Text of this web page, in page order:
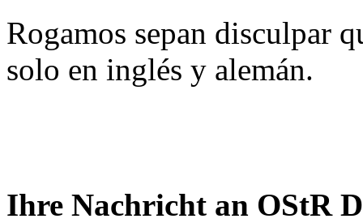
Rogamos sepan disculpar
solo en inglés y alemán.
Ihre Nachricht an OStR